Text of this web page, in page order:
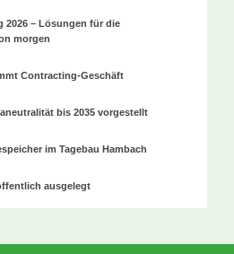
2026 – Lösungen für die
morgen
Contracting-Geschäft
bis 2035 vorgestellt
im Tagebau Hambach
ausgelegt